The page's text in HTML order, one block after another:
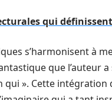
qui
s’harmonisent à
que l’auteur
». Cette intégration